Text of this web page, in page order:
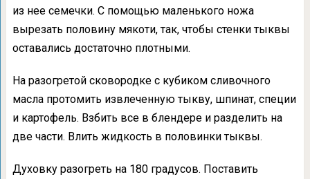
из нее семечки. С помощью маленького ножа
вырезать половину мякоти, так, чтобы стенки тыквы
оставались достаточно плотными.
На разогретой сковородке с кубиком сливочного
масла протомить извлеченную тыкву, шпинат, специи
и картофель. Взбить все в блендере и разделить на
две части. Влить жидкость в половинки тыквы.
Духовку разогреть на 180 градусов. Поставить